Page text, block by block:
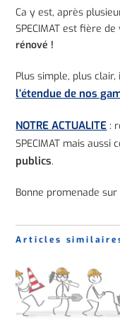
Ca y est, après
SPECIMAT est fière
rénové !
Plus simple, plus
l’étendue de nos
NOTRE ACTUALITE :
SPECIMAT mais aussi
publics.
Bonne promenade
Articles